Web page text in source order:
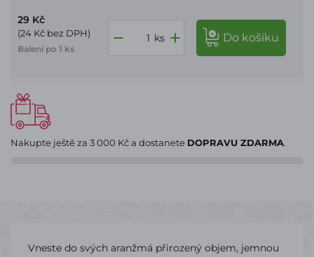
29 Kč
(24 Kč bez DPH)
Balení po 1 ks
ks do košíku
Nakupte ještě za 3 000 Kča dostanete DOPRAVU ZDARMA.
Vneste do svých aranžmá přirozený objem, jemnou